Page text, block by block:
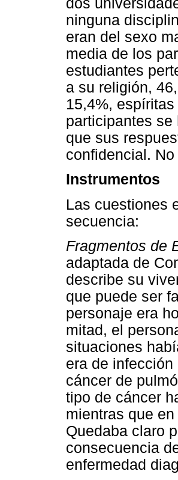
dos
ninguna
eran del sexo
media de los
estudiantes
a su religión,
15,4%,
participantes
que sus
confidencial.
Instrumentos
Las cuestiones
secuencia:
Fragmentos de
adaptada de
describe su
que puede ser
personaje era
mitad, el
situaciones
era de
cáncer de
tipo de cáncer
mientras que
Quedaba claro
consecuencia
enfermedad